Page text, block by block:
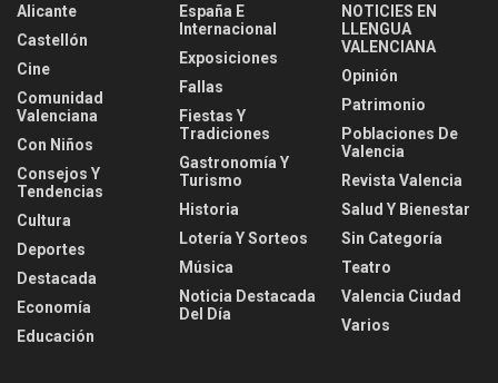
Alicante
Castellón
Cine
Comunidad
Valenciana
Con Niños
Consejos Y
Tendencias
Cultura
Deportes
Destacada
Economía
Educación
España E
Internacional
Exposiciones
Fallas
Fiestas Y
Tradiciones
Gastronomía Y
Turismo
Historia
Lotería Y Sorteos
Música
Noticia Destacada
Del Día
NOTICIES EN
LLENGUA
VALENCIANA
Opinión
Patrimonio
Poblaciones De
Valencia
Revista Valencia
Salud Y Bienestar
Sin Categoría
Teatro
Valencia Ciudad
Varios